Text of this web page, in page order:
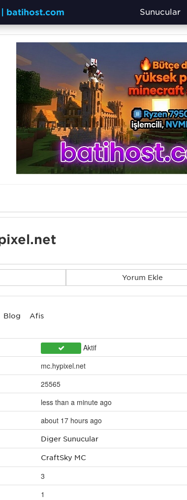
batihost.com Sunucular
Yorum Ekle
Blog Afiş
Aktif
mc.hypixel.net
25565
less than a minute ago
about 17 hours ago
Diğer Sunucular
CraftSky MC
3
1